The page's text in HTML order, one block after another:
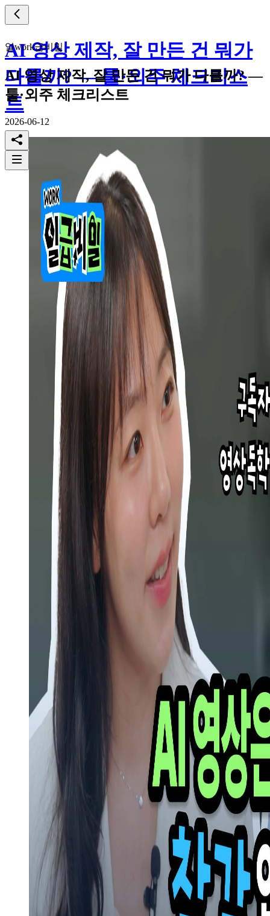
AI 영상 제작, 잘 만든 건 뭐가
다를까? — 툴·외주 체크리스
트
일work급비밀
AI 영상 제작, 잘 만든 건 뭐가 다를까? —
툴·외주 체크리스트
2026-06-12